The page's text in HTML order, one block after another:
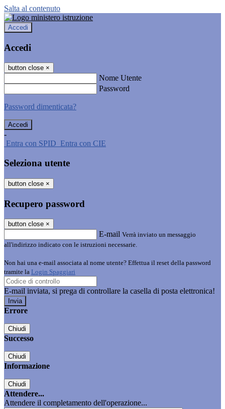
Salta al contenuto
Accedi
Accedi
button close ×
Nome Utente
Password
Password dimenticata?
-
Entra con SPID Entra con CIE
Seleziona utente
button close ×
Recupero password
button close ×
E-mail Verrà inviato un messaggio
all'indirizzo indicato con le istruzioni necessarie.
Non hai una e-mail associata al nome utente? Effettua il reset della password
tramite la Login Spaggiari
E-mail inviata, si prega di controllare la casella di posta elettronica!
Errore
Chiudi
Successo
Chiudi
Informazione
Chiudi
Attendere...
Attendere il completamento dell'operazione...